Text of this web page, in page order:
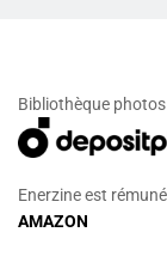
Bibliothèque
Enerzine est
AMAZON